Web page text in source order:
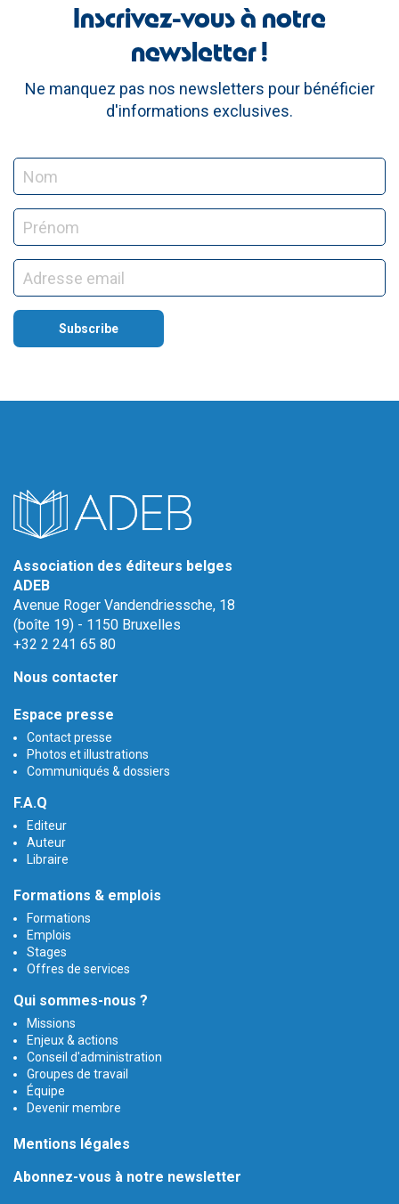
Inscrivez-vous à notre
newsletter !
Ne manquez pas nos newsletters pour bénéficier
d'informations exclusives.
Association des éditeurs belges
ADEB
Avenue Roger Vandendriessche, 18
(boîte 19) - 1150 Bruxelles
+32 2 241 65 80
Nous contacter
Espace presse
Contact presse
Photos et illustrations
Communiqués & dossiers
F.A.Q
Editeur
Auteur
Libraire
Formations & emplois
Formations
Emplois
Stages
Offres de services
Qui sommes-nous ?
Missions
Enjeux & actions
Conseil d'administration
Groupes de travail
Équipe
Devenir membre
Mentions légales
Abonnez-vous à notre newsletter